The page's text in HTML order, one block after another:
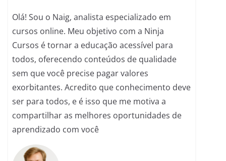
Olá! Sou o Naig, analista especializado em
cursos online. Meu objetivo com a Ninja
Cursos é tornar a educação acessível para
todos, oferecendo conteúdos de qualidade
sem que você precise pagar valores
exorbitantes. Acredito que conhecimento deve
ser para todos, e é isso que me motiva a
compartilhar as melhores oportunidades de
aprendizado com você